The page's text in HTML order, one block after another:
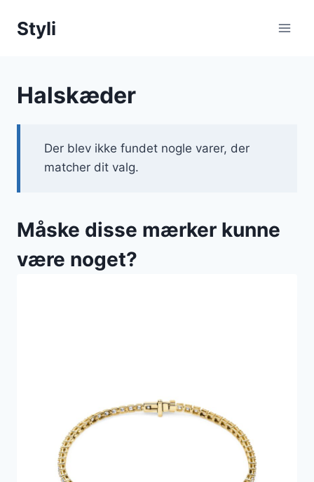
Styli
Halskæder
Der blev ikke fundet nogle varer, der
matcher dit valg.
Måske disse mærker kunne
være noget?